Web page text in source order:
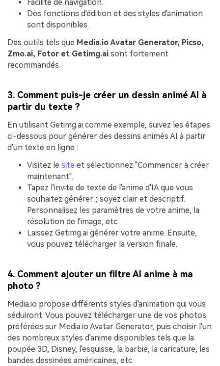
Facilité de navigation.
Des fonctions d'édition et des styles d'animation
sont disponibles.
Des outils tels que Media.io Avatar Generator, Picso,
Zmo.ai, Fotor et Getimg.ai sont fortement
recommandés.
3. Comment puis-je créer un dessin animé AI à
partir du texte ?
En utilisant Getimg.ai comme exemple, suivez les étapes
ci-dessous pour générer des dessins animés AI à partir
d'un texte en ligne :
Visitez le site et sélectionnez "Commencer à créer
maintenant".
Tapez l'invite de texte de l'anime d'IA que vous
souhaitez générer ; soyez clair et descriptif.
Personnalisez les paramètres de votre anime, la
résolution de l'image, etc.
Laissez Getimg.ai générer votre anime. Ensuite,
vous pouvez télécharger la version finale.
4. Comment ajouter un filtre AI anime à ma
photo ?
Media.io propose différents styles d'animation qui vous
séduiront. Vous pouvez télécharger une de vos photos
préférées sur Media.io Avatar Generator, puis choisir l'un
des nombreux styles d'anime disponibles tels que la
poupée 3D, Disney, l'esquisse, la barbie, la caricature, les
bandes dessinées américaines, etc.